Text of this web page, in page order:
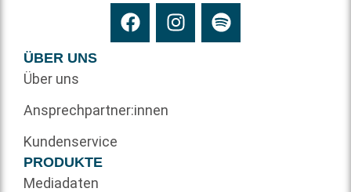
ÜBER UNS
Über uns
Ansprechpartner:innen
Kundenservice
PRODUKTE
Mediadaten